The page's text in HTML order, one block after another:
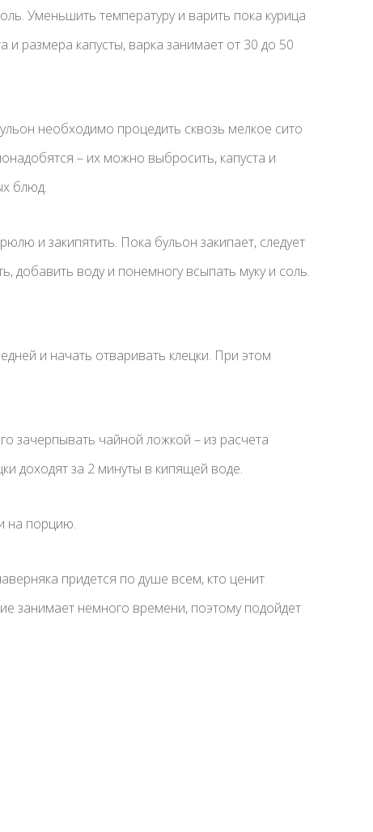
Уменьшить температуру и варить пока курица
и размера капусты, варка занимает от 30 до 50
необходимо процедить сквозь мелкое сито
– их можно выбросить, капуста и
блюд.
и закипятить. Пока бульон закипает, следует
добавить воду и понемногу всыпать муку и соль.
и начать отваривать клецки. При этом
зачерпывать чайной ложкой – из расчета
доходят за 2 минуты в кипящей воде.
на порцию.
придется по душе всем, кто ценит
занимает немного времени, поэтому подойдет